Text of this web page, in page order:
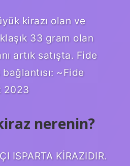
kirazı olan ve
33 gram olan
artık satışta. Fide
~Fide
2023
nerenin?
ISPARTA KİRAZIDIR.